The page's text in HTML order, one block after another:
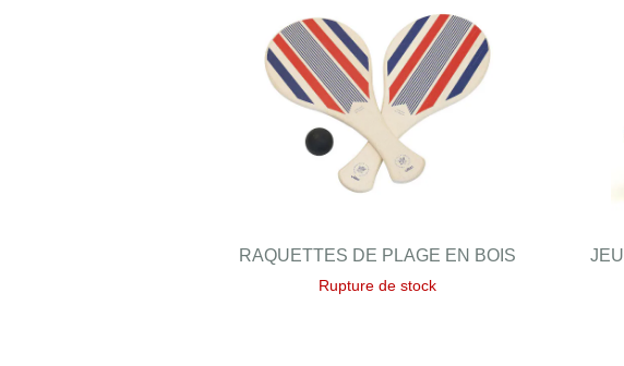
RAQUETTES DE PLAGE EN BOIS
Rupture de stock